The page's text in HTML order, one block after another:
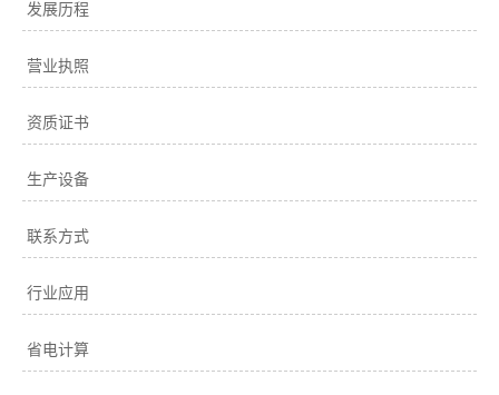
发展历程
营业执照
资质证书
生产设备
联系方式
行业应用
省电计算